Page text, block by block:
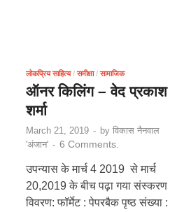
लोकप्रिय साहित्य/ समीक्षा/ सामाजिक
ऑनर किलिंग – वेद प्रकाश
शर्मा
March 21, 2019 - by विकास नैनवाल
'अंजान' - 6 Comments.
उपन्यास के मार्च 4 2019 से मार्च
20,2019 के बीच पढ़ा गया संस्करण
विवरण: फॉर्मेट : पेपरबैक पृष्ठ संख्या :